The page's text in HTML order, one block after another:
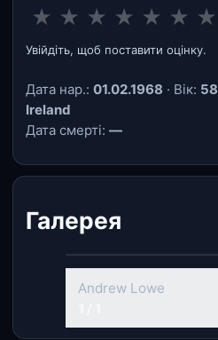
★ ★ ★ ★ ★ ★ ★
Увійдіть, щоб поставити оцінку.
Дата нар.: 01.02.1968 · Вік: 58
Ireland
Дата смерті: —
Галерея
Andrew Lowe